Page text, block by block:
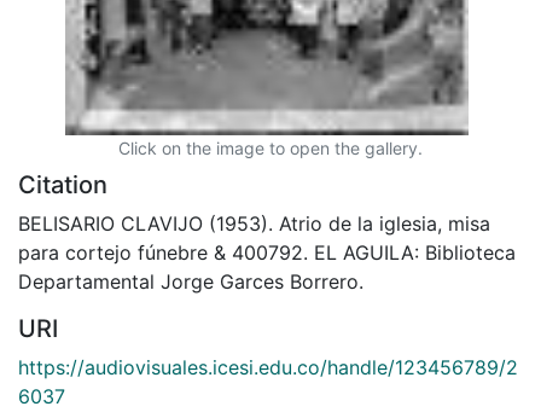
Click on the image to open the gallery.
Citation
BELISARIO CLAVIJO (1953). Atrio de la iglesia, misa
para cortejo fúnebre & 400792. EL AGUILA: Biblioteca
Departamental Jorge Garces Borrero.
URI
https://audiovisuales.icesi.edu.co/handle/123456789/2
6037